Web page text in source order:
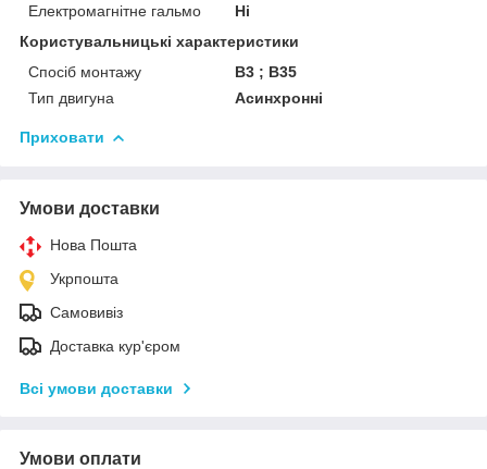
Електромагнітне гальмо
Ні
Користувальницькі характеристики
Спосіб монтажу
B3 ; B35
Тип двигуна
Асинхронні
Приховати
Умови доставки
Нова Пошта
Укрпошта
Самовивіз
Доставка кур'єром
Всі умови доставки
Умови оплати